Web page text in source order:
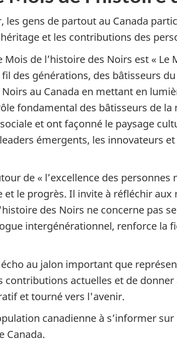
les gens de partout au Canada
et les contributions des
Mois de l’histoire des Noirs est «
des générations, des bâtisseurs
au Canada en mettant en
fondamental des bâtisseurs de
et ont façonné le paysage
émergents, les innovateurs
de « l’excellence des
et le progrès. Il invite à réfléchir
des Noirs ne concerne pas
intergénérationnel, renforce
au jalon important que
contributions actuelles et de
et tourné vers l'avenir.
canadienne à s’informer
Canada.